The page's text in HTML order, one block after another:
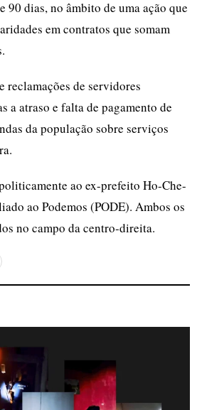
dias, no âmbito de uma ação que
em contratos que somam
reclamações de servidores
a atraso e falta de pagamento de
da população sobre serviços
ao ex-prefeito Ho-Che-
ao Podemos (PODE). Ambos os
no campo da centro-direita.